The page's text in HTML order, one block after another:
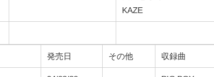
KAZE
発売日 その他 収録曲